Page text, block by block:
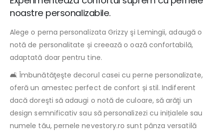
noastre personalizabile.
Alege o perna personalizata Grizzy şi Lemingii, adaugă o
notă de personalitate și creează o oază confortabilă,
adaptată doar pentru tine.
🛋️ Îmbunătăţeşte decorul casei cu perne personalizate,
oferă un amestec perfect de confort și stil. Indiferent
dacă doreşti să adaugi o notă de culoare, să arăţi un
design semnificativ sau să personalizezi cu inițialele sau
numele tău, pernele nevestory.ro sunt pânza versatilă